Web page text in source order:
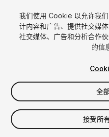
1/
FREE
in the past
我们使用 Cookie 以允许我
计内容和广告、提供社交媒
社交媒体、广告和分析合作
的信
全
接受所